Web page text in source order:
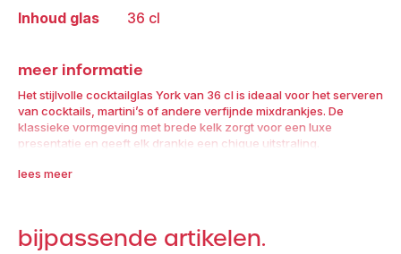
York
cl
(24
stuks)
aantal
Inhoud glas 36 cl
meer informatie
Het stijlvolle cocktailglas York van 36 cl is ideaal voor het serveren
van cocktails, martini’s of andere verfijnde mixdrankjes. De
klassieke vormgeving met brede kelk zorgt voor een luxe
presentatie en geeft elk drankje een chique uitstraling.
Deze cocktailglazen zijn perfect geschikt voor evenementen,
lees meer
bijpassende artikelen.